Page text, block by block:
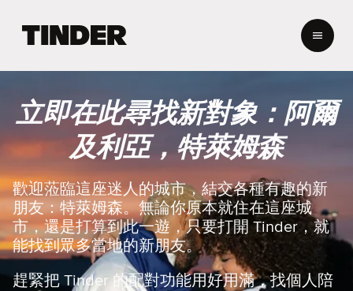
e
r
首
頁
立即在此尋找新對象：阿爾
及利亞，特萊姆森
歡迎蒞臨這座迷人的城市，結交各種有趣的新
朋友：特萊姆森。無論你原本就住在這座城
市，還是打算到此一遊，只要打開 Tinder，就
能找到眾多當地的新朋友。
趕緊把 Tinder 的配對功能用好用滿，找個人陪